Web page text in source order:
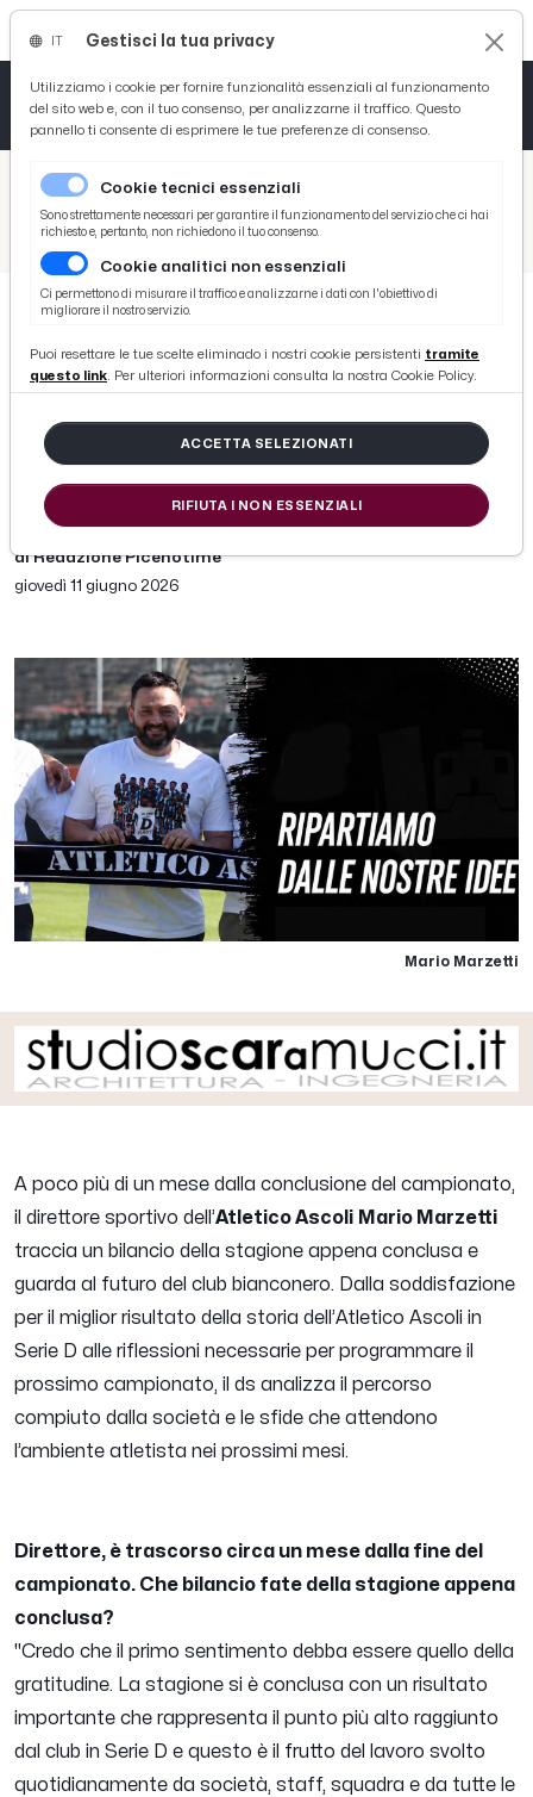
/ Picenotime
/ Atletico Ascoli
Atletico Ascoli, ds Marzetti: "Ripartiamo dalle idee e dalla nostra identità. Sappiamo che ci attendono decisioni importanti”
Atletico Ascoli, ds Marzetti:
"Ripartiamo dalle idee e dalla
nostra identità. Sappiamo che ci
attendono decisioni importanti”
di Redazione Picenotime
giovedì 11 giugno 2026
Mario Marzetti
A poco più di un mese dalla conclusione del campionato,
il direttore sportivo dell’Atletico Ascoli Mario Marzetti
traccia un bilancio della stagione appena conclusa e
guarda al futuro del club bianconero. Dalla soddisfazione
per il miglior risultato della storia dell’Atletico Ascoli in
Serie D alle riflessioni necessarie per programmare il
prossimo campionato, il ds analizza il percorso
compiuto dalla società e le sfide che attendono
l’ambiente atletista nei prossimi mesi.
Direttore, è trascorso circa un mese dalla fine del
campionato. Che bilancio fate della stagione appena
conclusa?
"Credo che il primo sentimento debba essere quello della
gratitudine. La stagione si è conclusa con un risultato
importante che rappresenta il punto più alto raggiunto
dal club in Serie D e questo è il frutto del lavoro svolto
quotidianamente da società, staff, squadra e da tutte le
Gestisci la tua privacy
Utilizziamo i cookie per fornire funzionalità essenziali al funzionamento
del sito web e, con il tuo consenso, per analizzarne il traffico. Questo
pannello ti consente di esprimere le tue preferenze di consenso.
Cookie tecnici essenziali
Sono strettamente necessari per garantire il funzionamento del servizio che ci hai
richiesto e, pertanto, non richiedono il tuo consenso.
Cookie analitici non essenziali
Ci permettono di misurare il traffico e analizzarne i dati con l'obiettivo di
migliorare il nostro servizio.
Puoi resettare le tue scelte eliminado i nostri cookie persistenti tramite
questo link. Per ulteriori informazioni consulta la nostra Cookie Policy.
ACCETTA SELEZIONATI
RIFIUTA I NON ESSENZIALI
Tutto News
Tutto Sport
Basket
Ciclismo
Tutto Curiosità